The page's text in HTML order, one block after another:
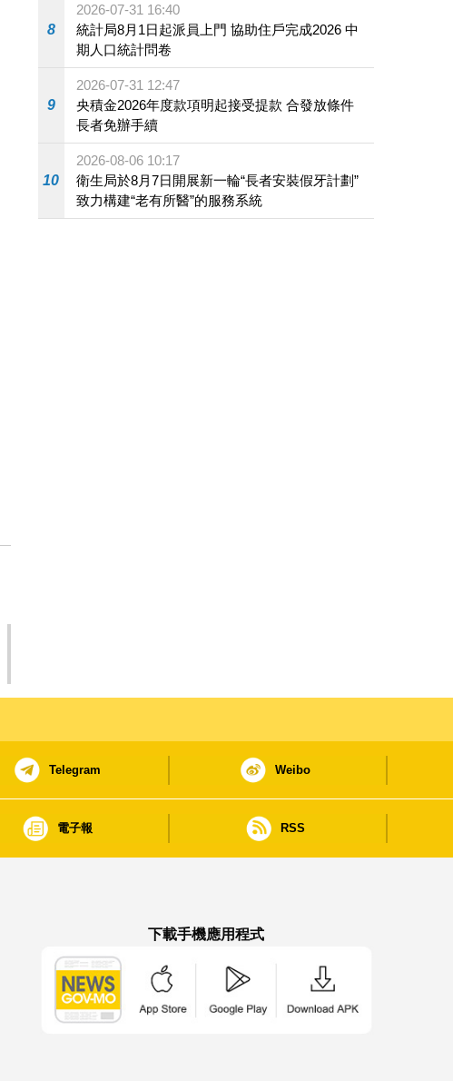
8
2026-07-31 16:40
統計局8月1日起派員上門 協助住戶完成2026 中
期人口統計問卷
9
2026-07-31 12:47
央積金2026年度款項明起接受提款 合發放條件
長者免辦手續
10
2026-08-06 10:17
衛生局於8月7日開展新一輪“長者安裝假牙計劃”
致力構建“老有所醫”的服務系統
Telegram Weibo
電子報 RSS
下載手機應用程式